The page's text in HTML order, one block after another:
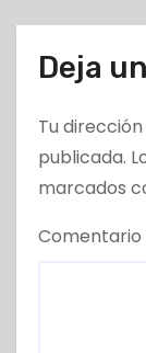
Deja
Tu
publicada.
marcados
Comentario